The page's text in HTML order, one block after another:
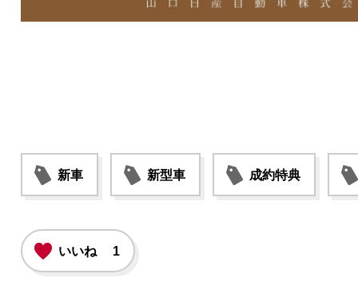
新車 新型車 成約特典
いいね 1